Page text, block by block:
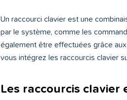
Un raccourci clavier est une
par le système, comme les
également être effectuées grâce
vous intégrez les raccourcis clavier
Les raccourcis